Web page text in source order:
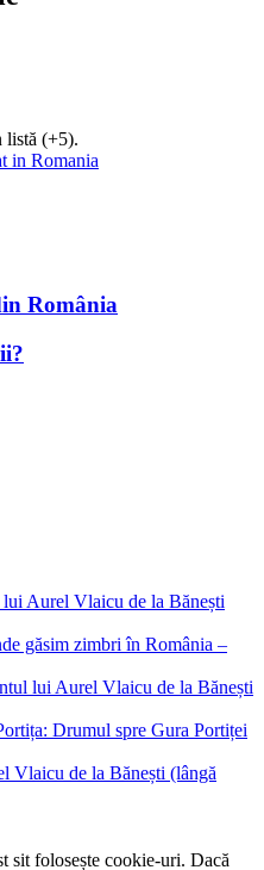
(+5).
România
Aurel Vlaicu de la Bănești
lui Aurel Vlaicu de la Bănești
de la Bănești (lângă